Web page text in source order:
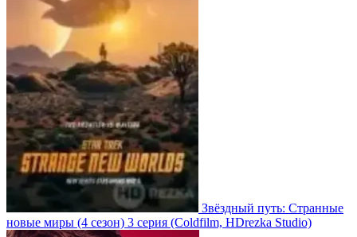
Звёздный путь: Странные
новые миры (4 сезон) 3 серия (Coldfilm, HDrezka Studio)